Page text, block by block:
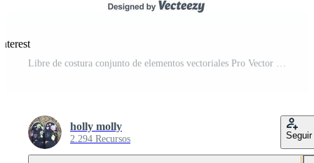
holly molly
2.294 Recursos Seguir